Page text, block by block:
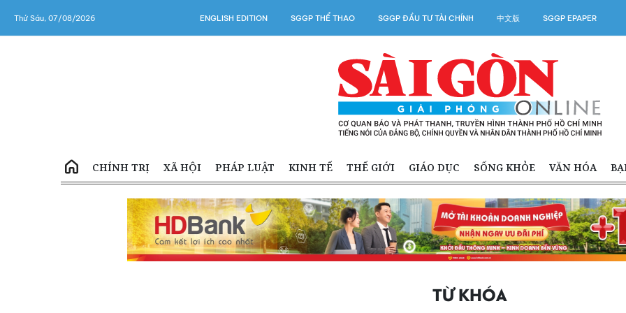
Thứ Sáu, 07/08/2026 ENGLISH EDITION SGGP THỂ THAO SGGP ĐẦU TƯ TÀI CHÍNH 中文版 SGGP EPAPER
CHÍNH TRỊ XÃ HỘI PHÁP LUẬT KINH TẾ THẾ GIỚI GIÁO DỤC SỐNG KHỎE VĂN HÓA
TỪ KHÓA